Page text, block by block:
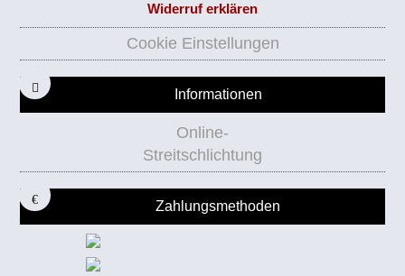
Widerruf erklären
Cookie Einstellungen
Informationen
Online-
Streitschlichtung
Zahlungsmethoden